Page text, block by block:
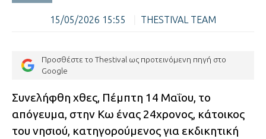
15/05/2026 15:55 THESTIVAL TEAM
Προσθέστε το Thestival ως προτεινόμενη πηγή στο
Google
Συνελήφθη χθες, Πέμπτη 14 Μαΐου, το
απόγευμα, στην Κω ένας 24χρονος, κάτοικος
του νησιού, κατηγορούμενος για εκδικητική